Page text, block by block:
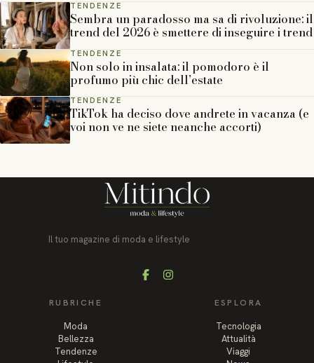
TENDENZE
Sembra un paradosso ma sa di rivoluzione: il
trend del 2026 è smettere di inseguire i trend
TENDENZE
Non solo in insalata: il pomodoro è il
profumo più chic dell’estate
TENDENZE
TikTok ha deciso dove andrete in vacanza (e
voi non ve ne siete neanche accorti)
Il tuo magazine di moda e lifestyle
FacebookInstagram
RUBRICHE
Moda
Bellezza
Tendenze
ESPLORA
Tecnologia
Attualità
Viaggi